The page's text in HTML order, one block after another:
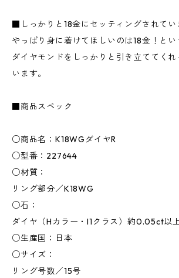
■しっかりと18金にセッティングされてい
やっぱり身に着けてほしいのは18金！と
ダイヤモンドをしっかりと引き立ててくれ
います。
■商品スペック
○商品名：K18WGダイヤR
○型番：227644
○材質：
リング部分／K18WG
○石：
ダイヤ（Hカラー・I1クラス）約0.05ct以
○生産国：日本
○サイズ：
リング号数／15号